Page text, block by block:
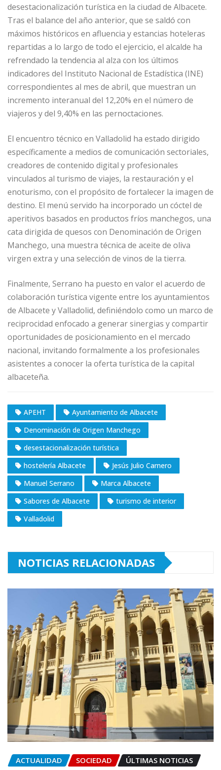
desestacionalización turística en la ciudad de Albacete.
Tras el balance del año anterior, que se saldó con
máximos históricos en afluencia y estancias hoteleras
repartidas a lo largo de todo el ejercicio, el alcalde ha
refrendado la tendencia al alza con los últimos
indicadores del Instituto Nacional de Estadística (INE)
correspondientes al mes de abril, que muestran un
incremento interanual del 12,20% en el número de
viajeros y del 9,40% en las pernoctaciones.
El encuentro técnico en Valladolid ha estado dirigido
específicamente a medios de comunicación sectoriales,
creadores de contenido digital y profesionales
vinculados al turismo de viajes, la restauración y el
enoturismo, con el propósito de fortalecer la imagen de
destino. El menú servido ha incorporado un cóctel de
aperitivos basados en productos fríos manchegos, una
cata dirigida de quesos con Denominación de Origen
Manchego, una muestra técnica de aceite de oliva
virgen extra y una selección de vinos de la tierra.
Finalmente, Serrano ha puesto en valor el acuerdo de
colaboración turística vigente entre los ayuntamientos
de Albacete y Valladolid, definiéndolo como un marco de
reciprocidad enfocado a generar sinergias y compartir
oportunidades de posicionamiento en el mercado
nacional, invitando formalmente a los profesionales
asistentes a conocer la oferta turística de la capital
albaceteña.
APEHT
Ayuntamiento de Albacete
Denominación de Origen Manchego
desestacionalización turística
hostelería Albacete
Jesús Julio Carnero
Manuel Serrano
Marca Albacete
Sabores de Albacete
turismo de interior
Valladolid
NOTICIAS RELACIONADAS
ACTUALIDAD SOCIEDAD ÚLTIMAS NOTICIAS